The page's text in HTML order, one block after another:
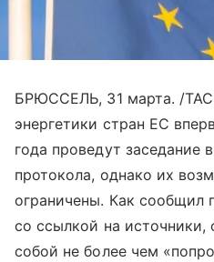
БРЮССЕЛЬ, 31 марта. /
энергетики стран ЕС
года проведут заседание
протокола, однако их
ограничены. Как сообщил
со ссылкой на источники,
собой не более чем